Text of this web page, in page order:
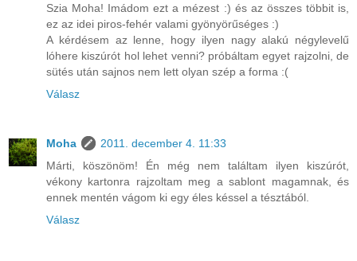
Szia Moha! Imádom ezt a mézest :) és az összes többit is,
ez az idei piros-fehér valami gyönyörűséges :)
A kérdésem az lenne, hogy ilyen nagy alakú négylevelű
lóhere kiszúrót hol lehet venni? próbáltam egyet rajzolni, de
sütés után sajnos nem lett olyan szép a forma :(
Válasz
Moha
2011. december 4. 11:33
Márti, köszönöm! Én még nem találtam ilyen kiszúrót,
vékony kartonra rajzoltam meg a sablont magamnak, és
ennek mentén vágom ki egy éles késsel a tésztából.
Válasz